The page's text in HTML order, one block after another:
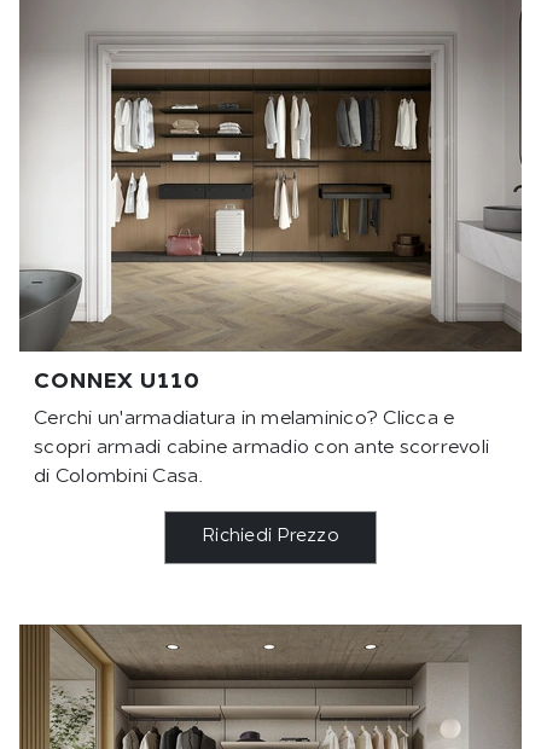
CONNEX U110
Cerchi un'armadiatura in melaminico? Clicca e
scopri armadi cabine armadio con ante scorrevoli
di Colombini Casa.
Richiedi Prezzo